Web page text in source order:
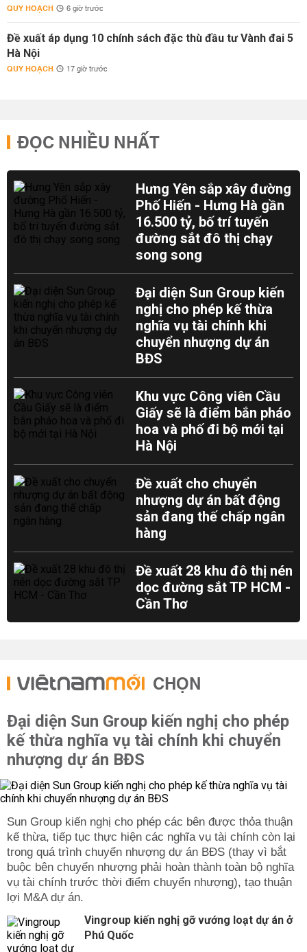
QUY HOẠCH 6 giờ trước
Đề xuất áp dụng 10 chính sách đặc thù đầu tư Vành đai 5
Hà Nội
QUY HOẠCH 17 giờ trước
ĐỌC NHIỀU NHẤT
Hưng Yên sắp xây đường
Phố Hiến - Hưng Hà gần
16.500 tỷ, bố trí tuyến
đường sắt đô thị chạy
song song
Đại diện Sun Group kiến
nghị cho phép kế thừa
nghĩa vụ tài chính khi
chuyển nhượng dự án
BĐS
Khu vực Công viên Cầu
Giấy sẽ là điểm bắn pháo
hoa và phố đi bộ mới tại
Hà Nội
Đề xuất cho chuyển
nhượng dự án bất động
sản đang thế chấp ngân
hàng
Đề xuất 28 khu đô thị nén
dọc đường sắt TP HCM -
Cần Thơ
CHỌN
Đại diện Sun Group kiến nghị cho phép
kế thừa nghĩa vụ tài chính khi chuyển
nhượng dự án BĐS
Sun Group kiến nghị cho phép các bên được thỏa thuận
kế thừa, tiếp tục thực hiện các nghĩa vụ tài chính còn lại
trong quá trình chuyển nhượng dự án BĐS (thay vì bắt
buộc bên chuyển nhượng phải hoàn thành toàn bộ nghĩa
vụ tài chính trước thời điểm chuyển nhượng), tạo thuận
lợi M&A dự án.
Vingroup kiến nghị gỡ vướng loạt dự án ở
Phú Quốc